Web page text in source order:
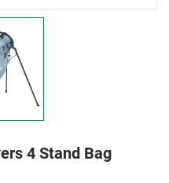
4 Stand Bag